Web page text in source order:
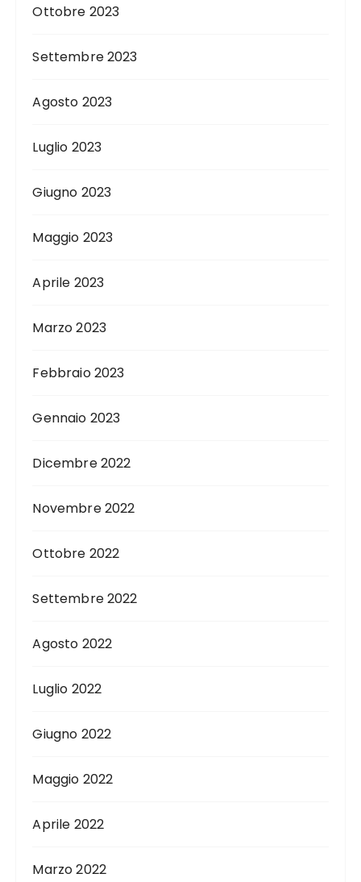
Ottobre 2023
Settembre 2023
Agosto 2023
Luglio 2023
Giugno 2023
Maggio 2023
Aprile 2023
Marzo 2023
Febbraio 2023
Gennaio 2023
Dicembre 2022
Novembre 2022
Ottobre 2022
Settembre 2022
Agosto 2022
Luglio 2022
Giugno 2022
Maggio 2022
Aprile 2022
Marzo 2022